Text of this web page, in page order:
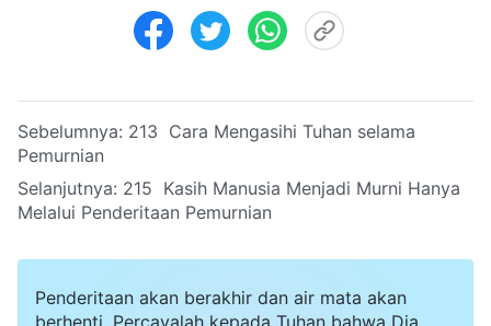
Sebelumnya: 213 Cara Mengasihi Tuhan selama
Pemurnian
Selanjutnya: 215 Kasih Manusia Menjadi Murni Hanya
Melalui Penderitaan Pemurnian
Penderitaan akan berakhir dan air mata akan
berhenti. Percayalah kepada Tuhan bahwa Dia